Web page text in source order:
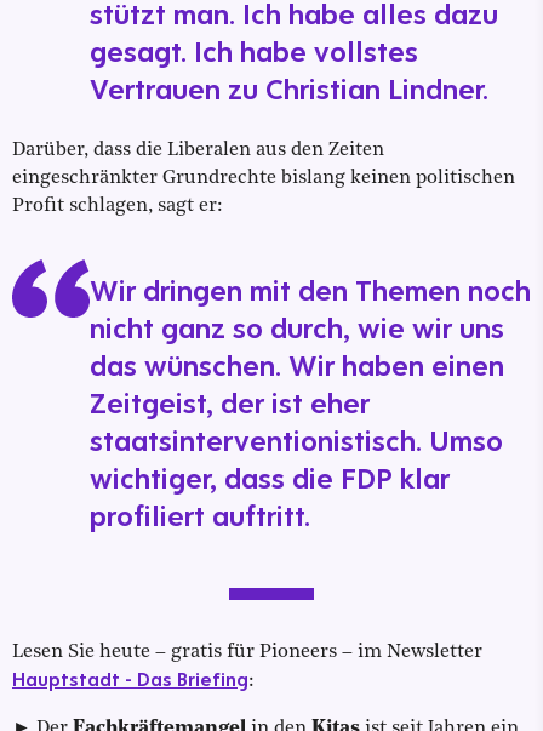
stützt man. Ich habe alles dazu
gesagt. Ich habe vollstes
Vertrauen zu Christian Lindner.
Darüber, dass die Liberalen aus den Zeiten
eingeschränkter Grundrechte bislang keinen politischen
Profit schlagen, sagt er:
Wir dringen mit den Themen noch
nicht ganz so durch, wie wir uns
das wünschen. Wir haben einen
Zeitgeist, der ist eher
staatsinterventionistisch. Umso
wichtiger, dass die FDP klar
profiliert auftritt.
Lesen Sie heute – gratis für Pioneers – im Newsletter
Hauptstadt - Das Briefing: